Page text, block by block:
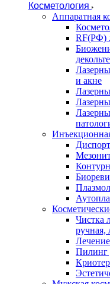
Косметология
Аппаратная
RF(РФ)
декольте
и акне
Чистка
ручная,
Пилинг